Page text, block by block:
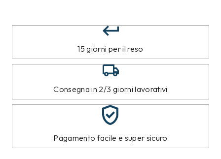
15 giorni per il reso
Consegna in 2/3 giorni lavorativi
Pagamento facile e super sicuro